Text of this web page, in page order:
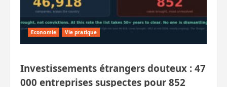
Economie Vie pratique
Investissements étrangers douteux : 47
000 entreprises suspectes pour 852